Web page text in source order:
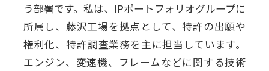
う部署です。私は、IPポートフォリオグループに
所属し、藤沢工場を拠点として、特許の出願や
権利化、特許調査業務を主に担当しています。
エンジン、変速機、フレームなどに関する技術